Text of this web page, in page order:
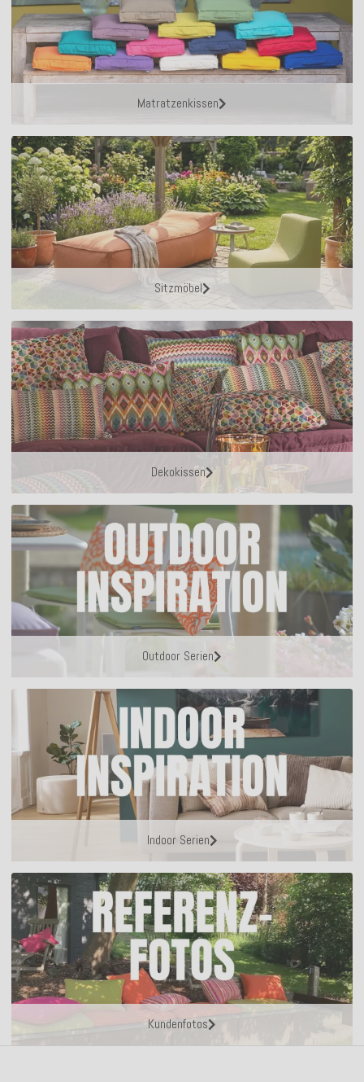
Matratzenkissen
Sitzmöbel
Dekokissen
Outdoor Serien
Indoor Serien
Kundenfotos